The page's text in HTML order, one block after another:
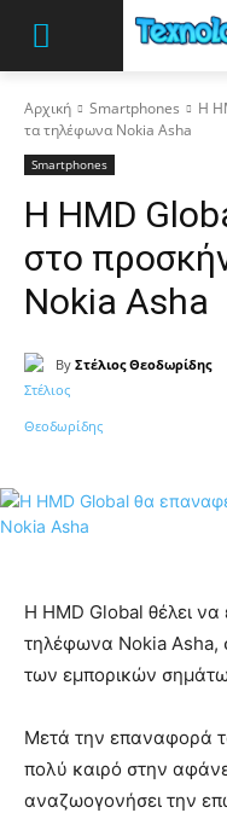
Αρχική Smartphones
Η
τα τηλέφωνα Nokia Asha
Smartphones
Η HMD
στο
Nokia Asha
By Στέλιος Θεοδωρίδης
Η HMD Global θέλει
τηλέφωνα Nokia
των εμπορικών
Μετά την επαναφορά
πολύ καιρό στην
αναζωογονήσει την